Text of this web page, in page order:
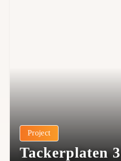
Project
Tackerplaten 3